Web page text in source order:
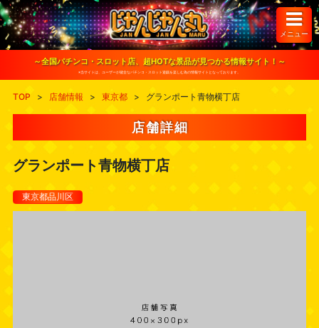
S
k
i
o
メニュー
～全国パチンコ・スロット店、超HOTな景品が見つかる情報サイト！～
※当サイトは、ユーザーが健全なパチンコ・スロット遊戯を楽しむ為の情報サイトとなっております。
TOP > 店舗情報 > 東京都 > グランポート青物横丁店
店舗詳細
グランポート青物横丁店
東京都品川区